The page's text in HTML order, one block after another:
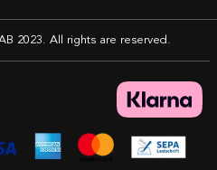
2023. All rights are reserved.